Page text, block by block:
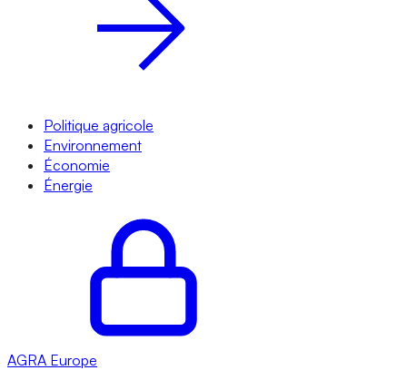
Politique agricole
Environnement
Économie
Énergie
AGRA Europe